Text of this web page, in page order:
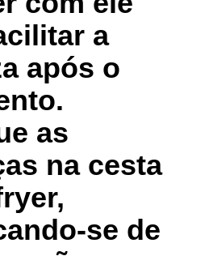
a
após o
as
na cesta
se de